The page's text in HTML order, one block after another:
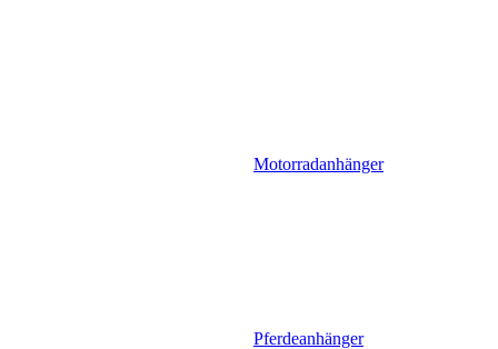
Motorradanhänger
Pferdeanhänger